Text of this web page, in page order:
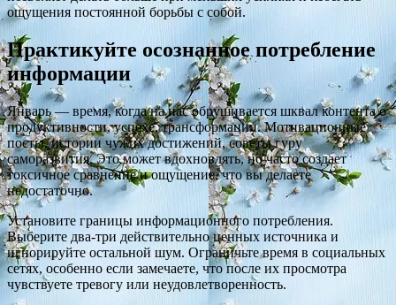
ощущения постоянной борьбы с собой.
Практикуйте осознанное потребление
информации
Январь — время, когда на нас обрушивается шквал контента о
продуктивности, успехе, трансформации. Мотивационные
посты, истории чужих достижений, советы гуру
саморазвития. Это может вдохновлять, но часто создает
токсичное сравнение и ощущение, что вы делаете
недостаточно.
Установите границы информационного потребления.
Выберите два-три действительно ценных источника и
игнорируйте остальной шум. Ограничьте время в социальных
сетях, особенно если замечаете, что после их просмотра
чувствуете тревогу или неудовлетворенность.